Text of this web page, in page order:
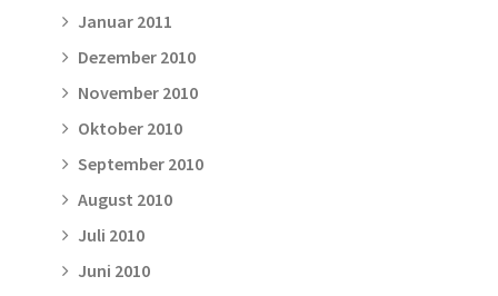
Januar 2011
Dezember 2010
November 2010
Oktober 2010
September 2010
August 2010
Juli 2010
Juni 2010